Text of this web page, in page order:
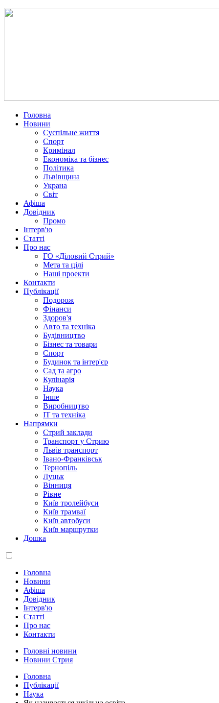
Головна
Новини
Суспільне життя
Спорт
Кримінал
Економіка та бізнес
Політика
Львівщина
Украна
Світ
Афіша
Довідник
Промо
Інтерв'ю
Статті
Про нас
ГО «Діловий Стрий»
Мета та цілі
Наші проекти
Контакти
Публікації
Подорож
Фінанси
Здоров'я
Авто та техніка
Будівництво
Бізнес та товари
Спорт
Будинок та інтер'єр
Сад та агро
Кулінарія
Наука
Інше
Виробництво
IT та техніка
Напрямки
Стрий заклади
Транспорт у Стрию
Львів транспорт
Івано-Франківськ
Тернопіль
Луцьк
Вінниця
Рівне
Київ тролейбуси
Київ трамваї
Київ автобуси
Київ маршрутки
Дошка
Головна
Новини
Афіша
Довідник
Інтерв'ю
Статті
Про нас
Контакти
Головні новини
Новини Стрия
Головна
Публікації
Наука